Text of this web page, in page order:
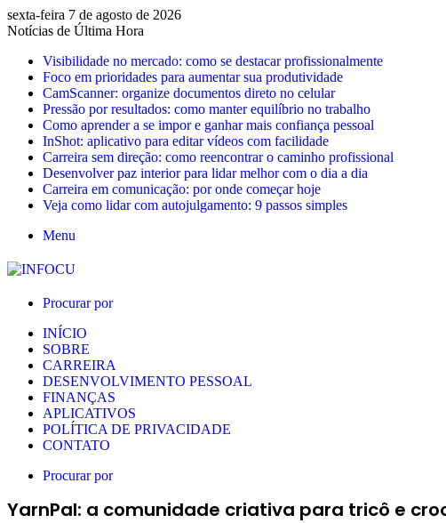
sexta-feira 7 de agosto de 2026
Notícias de Última Hora
Visibilidade no mercado: como se destacar profissionalmente
Foco em prioridades para aumentar sua produtividade
CamScanner: organize documentos direto no celular
Pressão por resultados: como manter equilíbrio no trabalho
Como aprender a se impor e ganhar mais confiança pessoal
InShot: aplicativo para editar vídeos com facilidade
Carreira sem direção: como reencontrar o caminho profissional
Desenvolver paz interior para lidar melhor com o dia a dia
Carreira em comunicação: por onde começar hoje
Veja como lidar com autojulgamento: 9 passos simples
Menu
Procurar por
INÍCIO
SOBRE
CARREIRA
DESENVOLVIMENTO PESSOAL
FINANÇAS
APLICATIVOS
POLÍTICA DE PRIVACIDADE
CONTATO
Procurar por
YarnPal: a comunidade criativa para tricô e